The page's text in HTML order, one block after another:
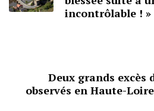
incontrôlable ! »
Deux grands excès
observés en Haute-